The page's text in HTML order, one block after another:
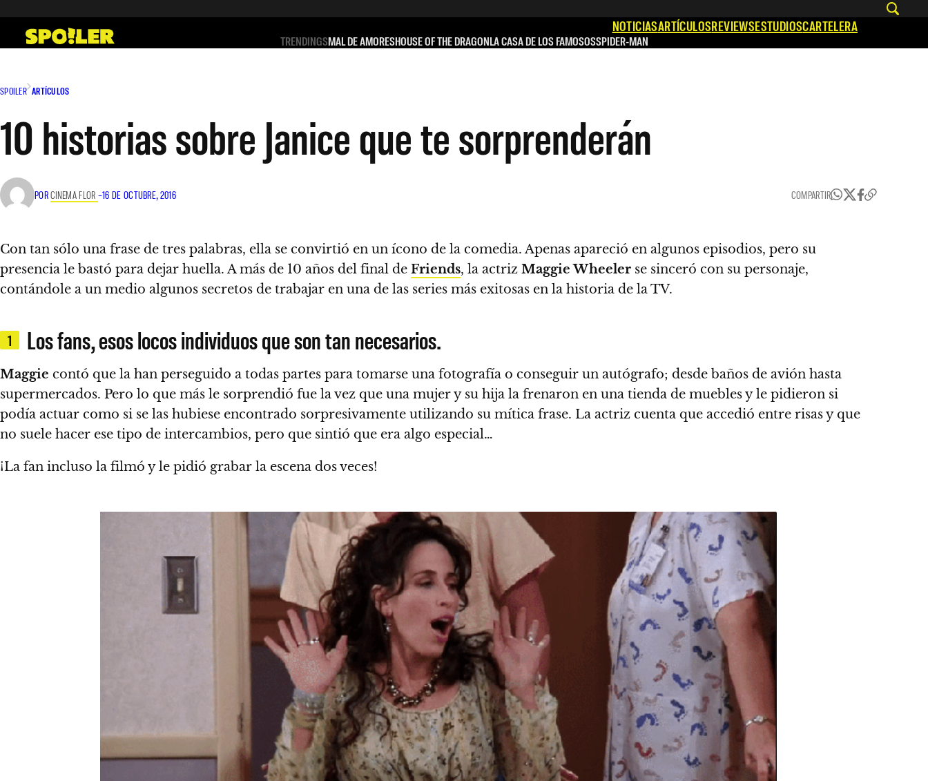
contenido
NOTICIASARTÍCULOSREVIEWSESTUDIOSCARTELERA
TRENDINGSMAL DE AMORESHOUSE OF THE DRAGONLA CASA DE LOS FAMOSOSSPIDER-MAN
SPOILER ARTÍCULOS
10 historias sobre Janice que te sorprenderán
PORCINEMA FLOR –16 DE OCTUBRE, 2016 COMPARTIR
Con tan sólo una frase de tres palabras, ella se convirtió en un ícono de la comedia. Apenas apareció en algunos episodios, pero su
presencia le bastó para dejar huella. A más de 10 años del final de Friends, la actriz Maggie Wheeler se sinceró con su personaje,
contándole a un medio algunos secretos de trabajar en una de las series más exitosas en la historia de la TV.
1 Los fans, esos locos individuos que son tan necesarios.
Maggie contó que la han perseguido a todas partes para tomarse una fotografía o conseguir un autógrafo; desde baños de avión hasta
supermercados. Pero lo que más le sorprendió fue la vez que una mujer y su hija la frenaron en una tienda de muebles yle pidieron si
podía actuar como si se las hubiese encontrado sorpresivamente utilizando su mítica frase. La actriz cuenta que accedió entre risas y que
no suele hacer ese tipo de intercambios, pero que sintió que era algo especial…
¡La fan incluso la filmó y le pidió grabar la escena dos veces!